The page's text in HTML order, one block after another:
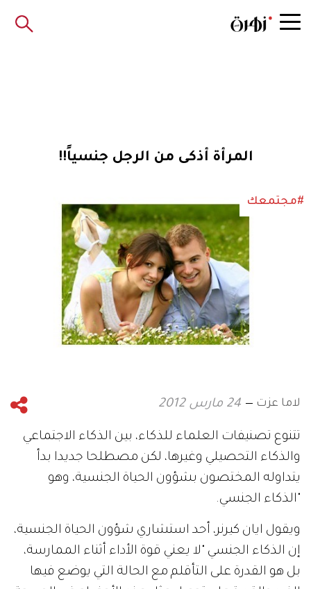
المرأة أذكى من الرجل جنسياً!!
#مجتمعك
لاما عزت 24 مارس 2012
تتنوع تصنيفات العلماء للذكاء، بين الذكاء الاجتماعي
والذكاء التحصيلي وغيرها، لكن مصطلحا جديدا بدأ
يتداوله المختصون بشؤون الحياة الجنسية، وهو
"الذكاء الجنسي.
ويقول ايان كيرنر، أحد استشاري شؤون الحياة الجنسية،
إن الذكاء الجنسي "لا يعني قوة الأداء أثناء الممارسة،
بل هو القدرة على التأقلم مع الحالة التي يوضع فيها